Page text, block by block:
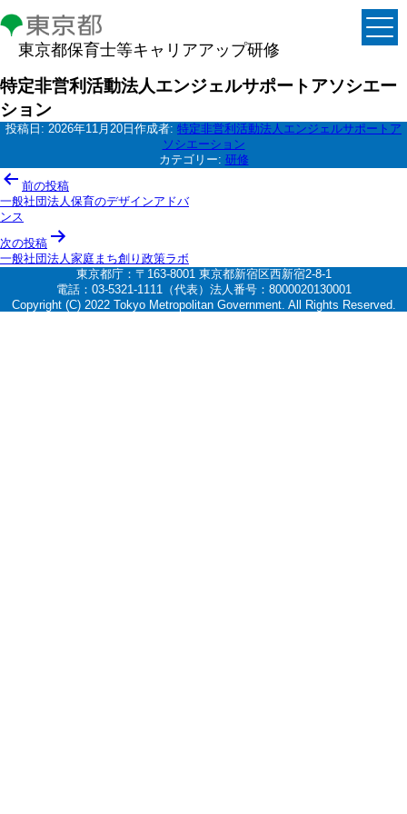
東京都保育士等キャリアアップ研修
特定非営利活動法人エンジェルサポートアソシエー
ション
投稿日: 2026年11月20日 作成者: 特定非営利活動法人エンジェルサポートア
ソシエーション
カテゴリー: 研修
投
稿
ナ
ビ
ゲ
ー
前の投稿
一般社団法人保育のデザインアドバ
ンス
次の投稿
一般社団法人家庭まち創り政策ラボ
東京都庁：〒163-8001 東京都新宿区西新宿2-8-1
電話：03-5321-1111（代表）法人番号：8000020130001
Copyright (C) 2022 Tokyo Metropolitan Government. All Rights Reserved.